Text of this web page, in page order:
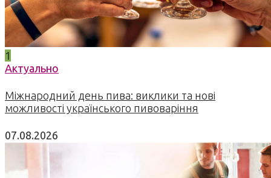
1
Актуально
Міжнародний день пива: виклики та нові
можливості українського пивоваріння
07.08.2026